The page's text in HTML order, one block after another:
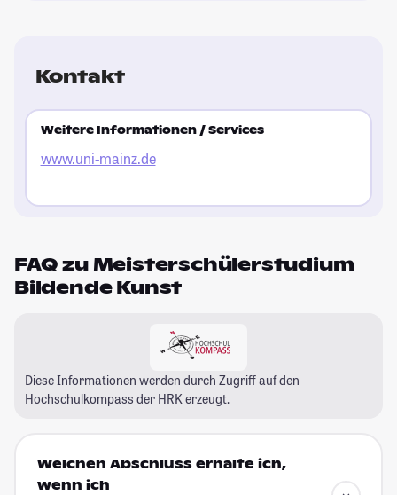
Kontakt
Weitere Informationen / Services
www.uni-mainz.de
FAQ zu Meisterschülerstudium
Bildende Kunst
Diese Informationen werden durch Zugriff auf den
Hochschulkompass der HRK erzeugt.
Welchen Abschluss erhalte ich,
wenn ich